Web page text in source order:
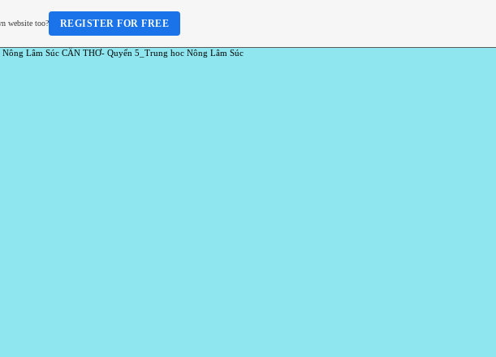
Lâm Súc CẦN THƠ- Quyển 5_Trung hoc Nông Lâm Súc
website too? REGISTER FOR FREE